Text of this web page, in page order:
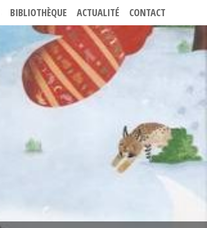
BIBLIOTHÈQUE ACTUALITÉ CONTACT